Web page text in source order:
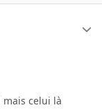
mais celui là